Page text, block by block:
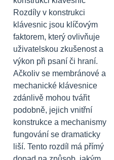
Rozdíly v konstrukci
klávesnic jsou klíčovým
faktorem, který ovlivňuje
uživatelskou zkušenost a
výkon při psaní či hraní.
Ačkoliv se membránové a
mechanické klávesnice
zdánlivě mohou tvářit
podobně, jejich vnitřní
konstrukce a mechanismy
fungování se dramaticky
liší. Tento rozdíl má přímý